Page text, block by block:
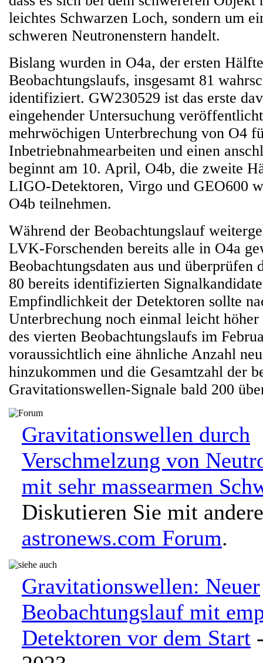
leichtes Schwarzen Loch, sondern um
schweren Neutronenstern handelt.
Bislang wurden in O4a, der ersten
Beobachtungslaufs, insgesamt 81
identifiziert. GW230529 ist das erste
eingehender Untersuchung
mehrwöchigen Unterbrechung von O4
Inbetriebnahmearbeiten und einen
beginnt am 10. April, O4b, die zweite
LIGO-Detektoren, Virgo und GEO600
O4b teilnehmen.
Während der Beobachtungslauf
LVK-Forschenden bereits alle in O4a
Beobachtungsdaten aus und überprüfen
80 bereits identifizierten
Empfindlichkeit der Detektoren sollte
Unterbrechung noch einmal leicht
des vierten Beobachtungslaufs im
voraussichtlich eine ähnliche Anzahl
hinzukommen und die Gesamtzahl der
Gravitationswellen-Signale bald 200
Gravitationswellen durch
Verschmelzung von
mit sehr massearmen
Diskutieren Sie mit
astronews.com Forum.
Gravitationswellen: Neuer
Beobachtungslauf mit
Detektoren vor dem Start